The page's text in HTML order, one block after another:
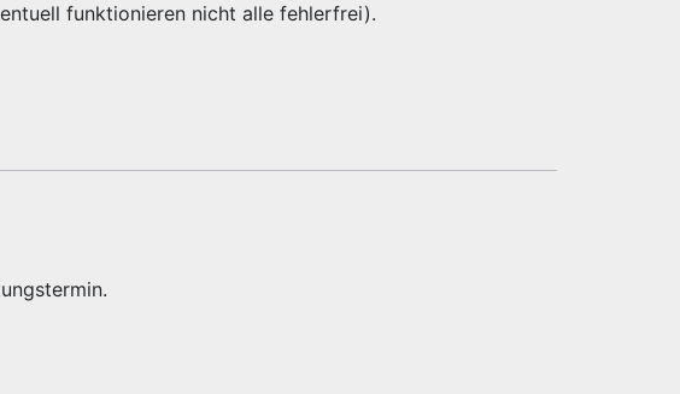
funktionieren nicht alle fehlerfrei).